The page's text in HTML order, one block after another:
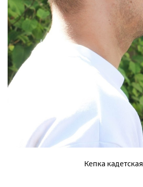
Кепка кадетская